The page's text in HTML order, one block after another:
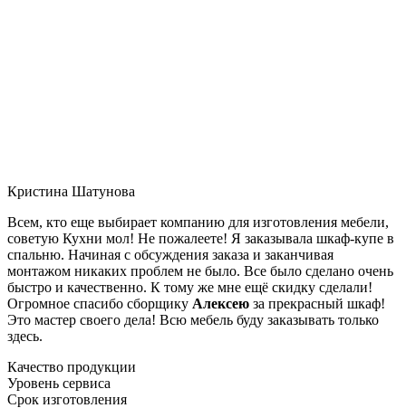
Кристина Шатунова
Всем, кто еще выбирает компанию для изготовления мебели,
советую Кухни мол! Не пожалеете! Я заказывала шкаф-купе в
спальню. Начиная с обсуждения заказа и заканчивая
монтажом никаких проблем не было. Все было сделано очень
быстро и качественно. К тому же мне ещё скидку сделали!
Огромное спасибо сборщику Алексею за прекрасный шкаф!
Это мастер своего дела! Всю мебель буду заказывать только
здесь.
Качество продукции
Уровень сервиса
Срок изготовления